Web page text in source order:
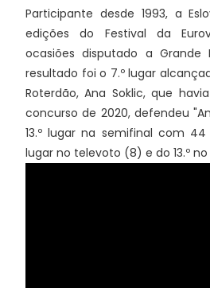
Participante desde 1993, a
edições do Festival da
ocasiões disputado a
resultado foi o 7.º lugar
Roterdão, Ana Soklic, que
concurso de 2020, defendeu
13.º lugar na semifinal com
lugar no televoto (8) e do 13.º